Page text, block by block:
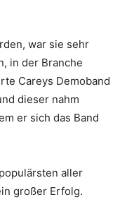
war sie sehr
in der Branche
Careys Demoband
dieser nahm
er sich das Band
aller
großer Erfolg.